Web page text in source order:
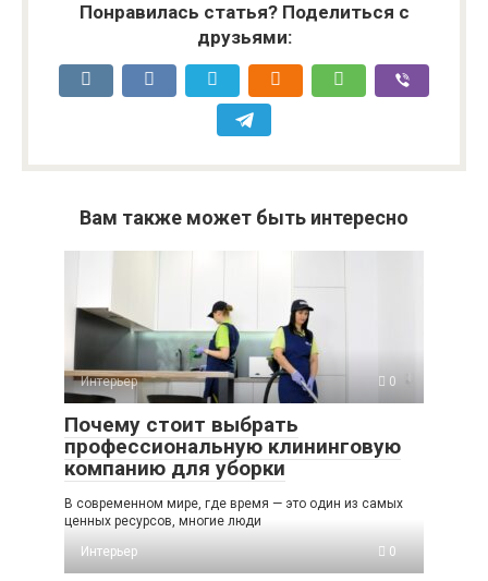
Понравилась статья? Поделиться с
друзьями:
Вам также может быть интересно
Интерьер 0
Почему стоит выбрать
профессиональную клининговую
компанию для уборки
В современном мире, где время — это один из самых
ценных ресурсов, многие люди
Интерьер
0